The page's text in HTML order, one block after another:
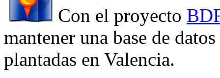
Con el proyecto
mantener una base de
plantadas en Valencia.